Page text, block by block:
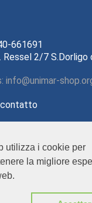
utilizza i cookie per
la migliore
661691
Ressel 2/7 S.Dorligo
info@unimar-
contatto